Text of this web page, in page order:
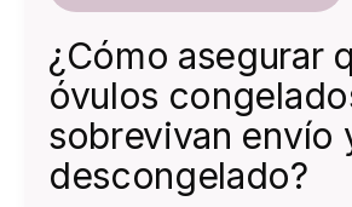
¿Cómo asegurar
óvulos
sobrevivan envío
descongelado?